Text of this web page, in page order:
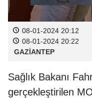
08-01-2024 20:12
08-01-2024 20:22
GAZİANTEP
Sağlık Bakanı
gerçekleştirilen